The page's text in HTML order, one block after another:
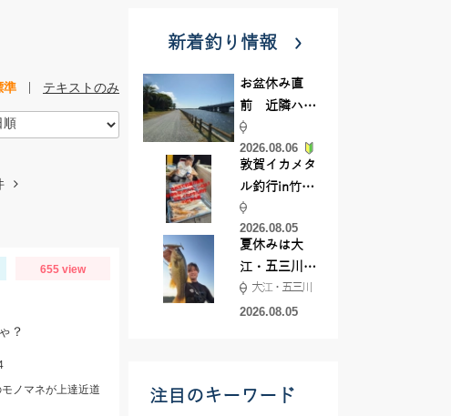
準 テキストのみ
655 view
？
ノマネが上達近道
新着釣り情報
お盆休み直
前 近隣ハゼ
釣り場調査し
てきました
2026.08.06
敦賀イカメタ
ル釣行in竹宝
丸様 釣り方で
釣果が激変！
竿頭を取った
パターンと
は？
2026.08.05
夏休みは大
江・五三川で
バスフィッシ
ング♪
大江・五三川
2026.08.05
注目のキーワード